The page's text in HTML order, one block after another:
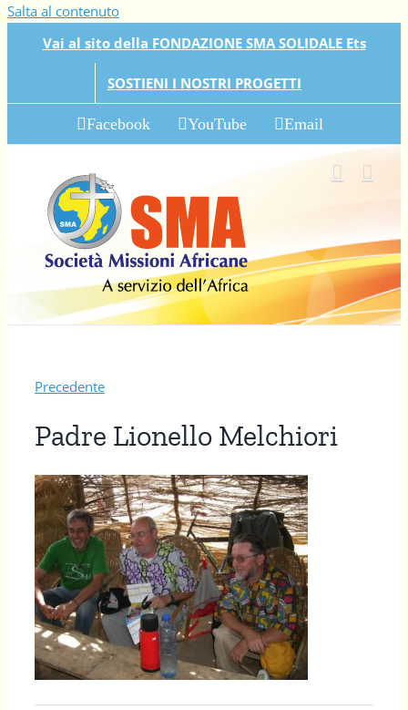
Salta al contenuto
Vai al sito della FONDAZIONE SMA SOLIDALE Ets
SOSTIENI I NOSTRI PROGETTI
Facebook YouTube Email
Precedente
Padre Lionello Melchiori